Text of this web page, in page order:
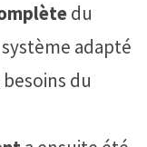
du
adapté
du